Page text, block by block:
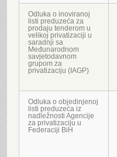
Odluka o inoviranoj
listi preduzeća za
prodaju tenderom u
velikoj privatizaciji u
saradnji sa
Međunarodnom
savjetodavnom
grupom za
privatizaciju (IAGP)
Odluka o objedinjenoj
listi preduzeća iz
nadležnosti Agencije
za privatizaciju u
Federaciji BiH